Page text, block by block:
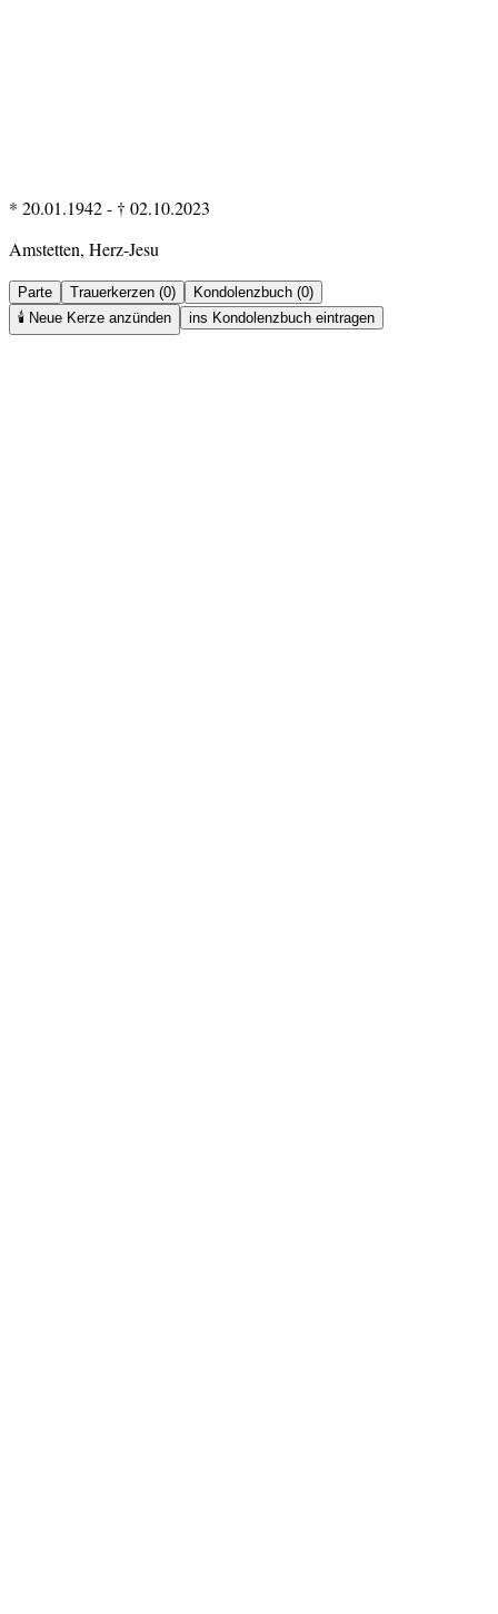
* 20.01.1942- † 02.10.2023
Amstetten, Herz-Jesu
Parte Trauerkerzen (0)
Kondolenzbuch (0)
🕯️ Neue Kerze anzünden ins Kondolenzbuch eintragen